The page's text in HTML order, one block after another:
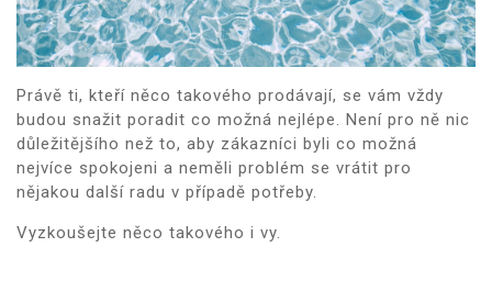
Právě ti, kteří něco takového prodávají, se vám vždy
budou snažit poradit co možná nejlépe. Není pro ně nic
důležitějšího než to, aby zákazníci byli co možná
nejvíce spokojeni a neměli problém se vrátit pro
nějakou další radu v případě potřeby.
Vyzkoušejte něco takového i vy.